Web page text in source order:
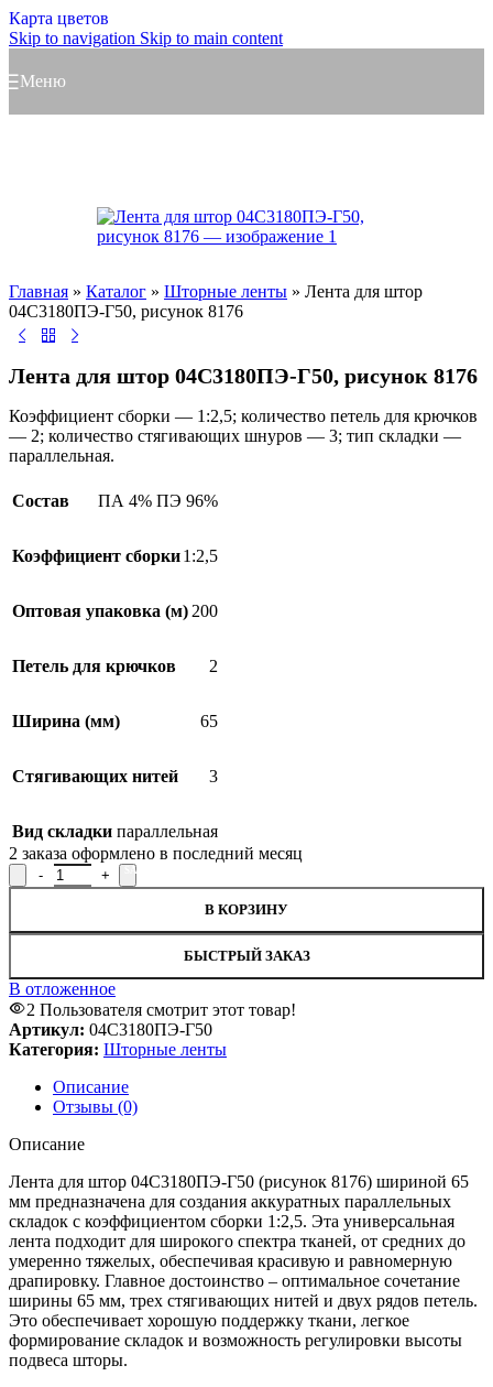
Карта цветов
Skip to navigation Skip to main content
Меню
Главная » Каталог » Шторные ленты » Лента для штор
04С3180ПЭ-Г50, рисунок 8176
Лента для штор 04С3180ПЭ-Г50, рисунок 8176
Коэффициент сборки — 1:2,5; количество петель для крючков
— 2; количество стягивающих шнуров — 3; тип складки —
параллельная.
Состав ПА 4% ПЭ 96%
Коэффициент сборки1:2,5
Оптовая упаковка (м) 200
Петель для крючков 2
Ширина (мм) 65
Стягивающих нитей 3
Вид складки параллельная
2 заказа оформлено в последний месяц
Количество товара Лента для штор 04С3180ПЭ-Г50, рисунок
В КОРЗИНУ
БЫСТРЫЙ ЗАКАЗ
В отложенное
2 Пользователя смотрит этот товар!
Артикул: 04С3180ПЭ-Г50
Категория: Шторные ленты
Описание
Отзывы (0)
Описание
Лента для штор 04С3180ПЭ-Г50 (рисунок 8176) шириной 65
мм предназначена для создания аккуратных параллельных
складок с коэффициентом сборки 1:2,5. Эта универсальная
лента подходит для широкого спектра тканей, от средних до
умеренно тяжелых, обеспечивая красивую и равномерную
драпировку. Главное достоинство – оптимальное сочетание
ширины 65 мм, трех стягивающих нитей и двух рядов петель.
Это обеспечивает хорошую поддержку ткани, легкое
формирование складок и возможность регулировки высоты
подвеса шторы.
SALE